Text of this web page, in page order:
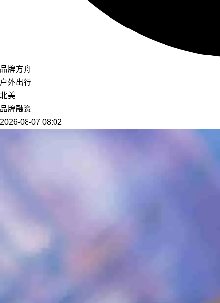
品牌方舟
户外出行
北美
品牌融资
2026-08-07 08:02